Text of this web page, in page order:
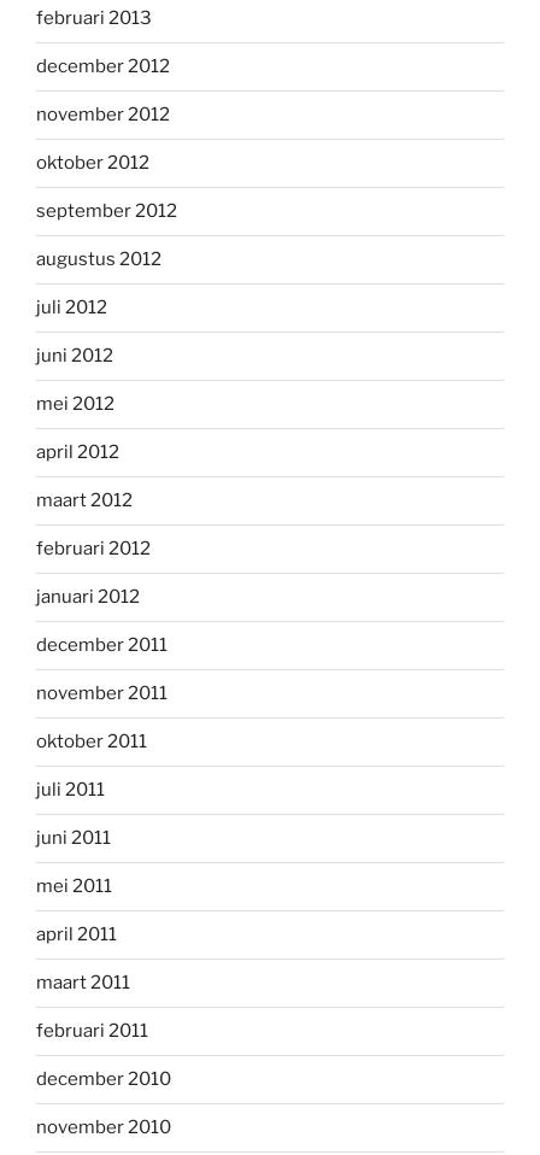
februari 2013
december 2012
november 2012
oktober 2012
september 2012
augustus 2012
juli 2012
juni 2012
mei 2012
april 2012
maart 2012
februari 2012
januari 2012
december 2011
november 2011
oktober 2011
juli 2011
juni 2011
mei 2011
april 2011
maart 2011
februari 2011
december 2010
november 2010